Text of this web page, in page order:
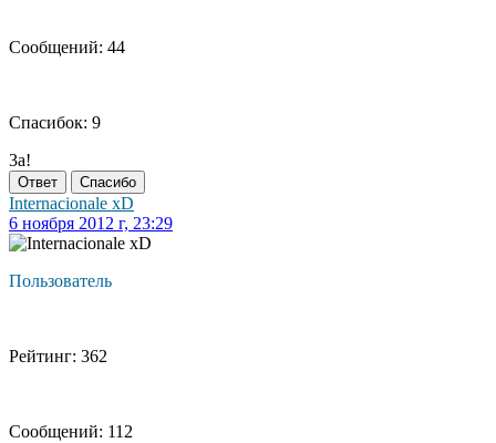
Сообщений: 44
Спасибок: 9
3а!
Ответ Спасибо
Internacionale xD
6 ноября 2012 г, 23:29
Пользователь
Рейтинг: 362
Сообщений: 112